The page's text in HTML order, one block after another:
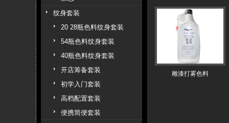
纹身套装
20 28瓶色料纹身套装
54瓶色料纹身套装
40瓶色料纹身套装
开店筹备套装
初学入门套装
高档配置套装
便携简便套装
雕漆打雾色料